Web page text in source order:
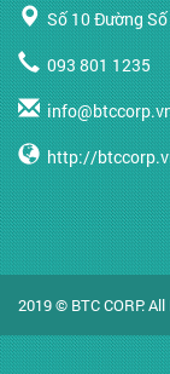
Số 10 Đường Số
093 801 1235
http://
2019 © BTC CORP.